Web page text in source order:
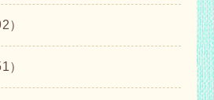
）
）